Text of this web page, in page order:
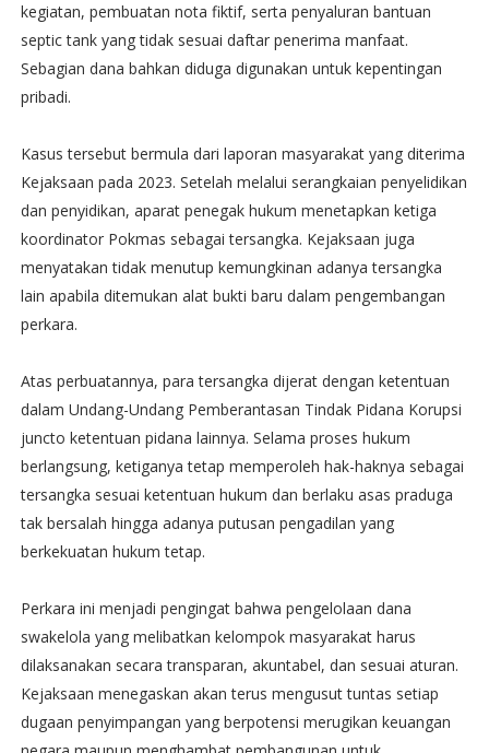
kegiatan, pembuatan nota fiktif, serta penyaluran bantuan
septic tank yang tidak sesuai daftar penerima manfaat.
Sebagian dana bahkan diduga digunakan untuk kepentingan
pribadi.
Kasus tersebut bermula dari laporan masyarakat yang diterima
Kejaksaan pada 2023. Setelah melalui serangkaian penyelidikan
dan penyidikan, aparat penegak hukum menetapkan ketiga
koordinator Pokmas sebagai tersangka. Kejaksaan juga
menyatakan tidak menutup kemungkinan adanya tersangka
lain apabila ditemukan alat bukti baru dalam pengembangan
perkara.
Atas perbuatannya, para tersangka dijerat dengan ketentuan
dalam Undang-Undang Pemberantasan Tindak Pidana Korupsi
juncto ketentuan pidana lainnya. Selama proses hukum
berlangsung, ketiganya tetap memperoleh hak-haknya sebagai
tersangka sesuai ketentuan hukum dan berlaku asas praduga
tak bersalah hingga adanya putusan pengadilan yang
berkekuatan hukum tetap.
Perkara ini menjadi pengingat bahwa pengelolaan dana
swakelola yang melibatkan kelompok masyarakat harus
dilaksanakan secara transparan, akuntabel, dan sesuai aturan.
Kejaksaan menegaskan akan terus mengusut tuntas setiap
dugaan penyimpangan yang berpotensi merugikan keuangan